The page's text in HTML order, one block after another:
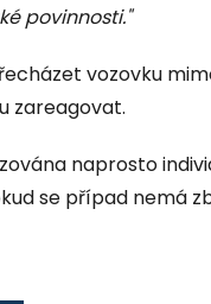
povinnosti."
vozovku
zareagovat.
naprosto
se případ nemá